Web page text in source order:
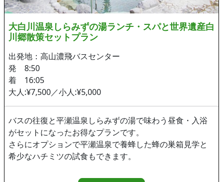
大白川温泉しらみずの湯ランチ・スパと世界遺産白
川郷散策セットプラン
出発地：高山濃飛バスセンター
発 8:50
着 16:05
大人:¥7,500／小人:¥5,000
バスの往復と平瀬温泉しらみずの湯で味わう昼食・入浴
がセットになったお得なプランです。
さらにオプションで平瀬温泉で養蜂した蜂の巣箱見学と
希少なハチミツの試食もできます。